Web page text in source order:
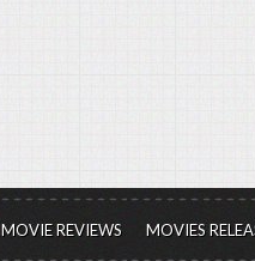
MOVIE REVIEWS MOVIES